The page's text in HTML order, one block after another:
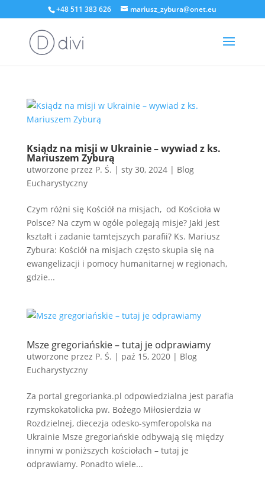
+48 511 383 626 mariusz_zybura@onet.eu
Ksiądz na misji w Ukrainie – wywiad z ks.
Mariuszem Zyburą
utworzone przez P. Ś. | sty 30, 2024| Blog
Eucharystyczny
Czym różni się Kościół na misjach, od Kościoła w
Polsce? Na czym w ogóle polegają misje? Jaki jest
kształt i zadanie tamtejszych parafii? Ks. Mariusz
Zybura: Kościół na misjach często skupia się na
ewangelizacji i pomocy humanitarnej w regionach,
gdzie...
Msze gregoriańskie – tutaj je odprawiamy
utworzone przez P. Ś. | paź 15, 2020| Blog
Eucharystyczny
Za portal gregorianka.pl odpowiedzialna jest parafia
rzymskokatolicka pw. Bożego Miłosierdzia w
Rozdzielnej, diecezja odesko-symferopolska na
Ukrainie Msze gregoriańskie odbywają się między
innymi w poniższych kościołach – tutaj je
odprawiamy. Ponadto wiele...